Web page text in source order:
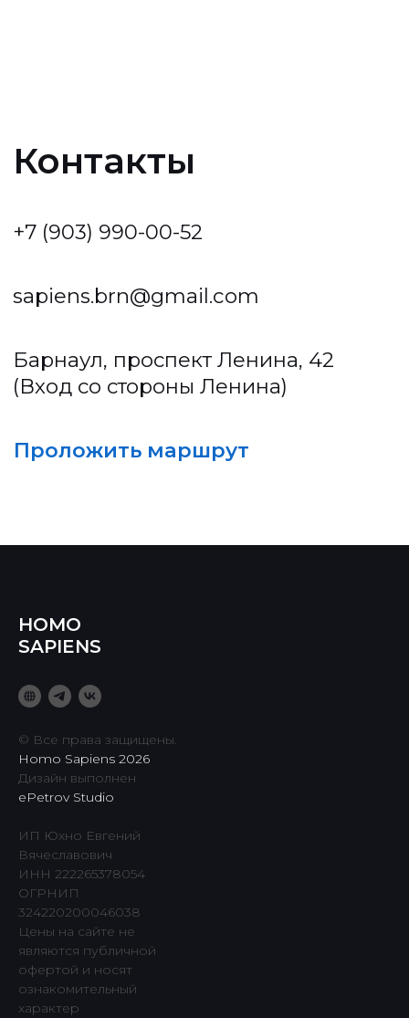
HOMO
SAPIENS
© Все права защищены.
Homo Sapiens 2026
Дизайн выполнен
ePetrov Studio
ИП Юхно Евгений
Вячеславович
ИНН 222265378054
ОГРНИП
324220200046038
Цены на сайте не
являются публичной
офертой и носят
ознакомительный
характер